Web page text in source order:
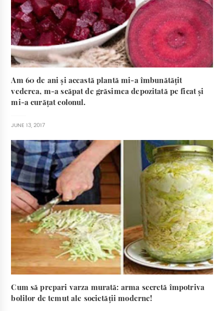
Am 60 de ani și această plantă mi-a îmbunătățit
vederea, m-a scăpat de grăsimea depozitată pe ficat și
mi-a curățat colonul.
JUNE 13, 2017
Cum să prepari varza murată: arma secretă împotriva
bolilor de temut ale societății moderne!